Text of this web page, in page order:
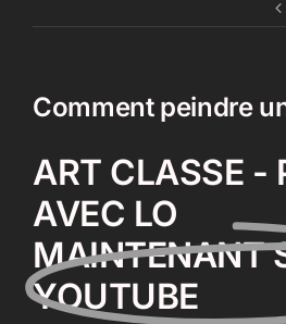
Comment peindre
ART CLASSE -
AVEC LO
MAINTENANT
YOUTUBE